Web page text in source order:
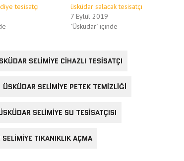
tesisatçı
üsküdar salacak tesisatçı
7 Eylül 2019
"Üsküdar" içinde
SELIMIYE CIHAZLI TESISATÇI
ÜSKÜDAR SELIMIYE PETEK TEMIZLIĞI
SELIMIYE SU TESISATÇISI
SELIMIYE TIKANIKLIK AÇMA